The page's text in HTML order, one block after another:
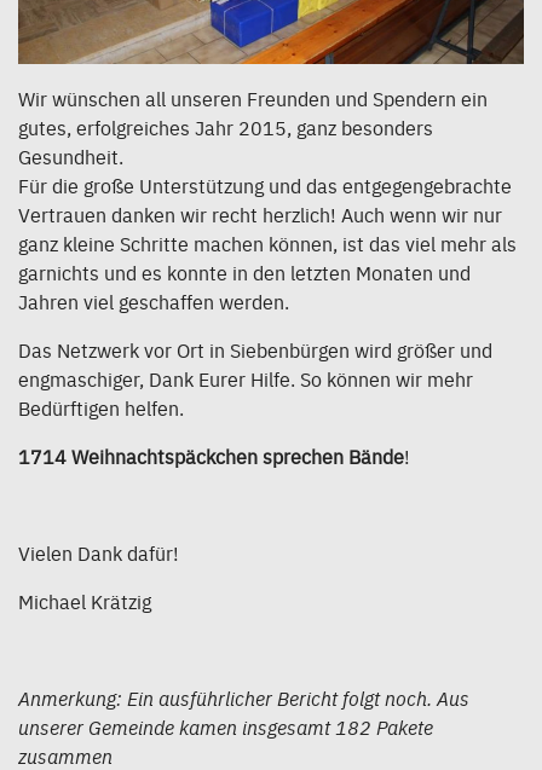
Wir wünschen all unseren Freunden und Spendern ein
gutes, erfolgreiches Jahr 2015, ganz besonders
Gesundheit.
Für die große Unterstützung und das entgegengebrachte
Vertrauen danken wir recht herzlich! Auch wenn wir nur
ganz kleine Schritte machen können, ist das viel mehr als
garnichts und es konnte in den letzten Monaten und
Jahren viel geschaffen werden.
Das Netzwerk vor Ort in Siebenbürgen wird größer und
engmaschiger, Dank Eurer Hilfe. So können wir mehr
Bedürftigen helfen.
1714 Weihnachtspäckchen sprechen Bände!
Vielen Dank dafür!
Michael Krätzig
Anmerkung: Ein ausführlicher Bericht folgt noch. Aus
unserer Gemeinde kamen insgesamt 182 Pakete
zusammen